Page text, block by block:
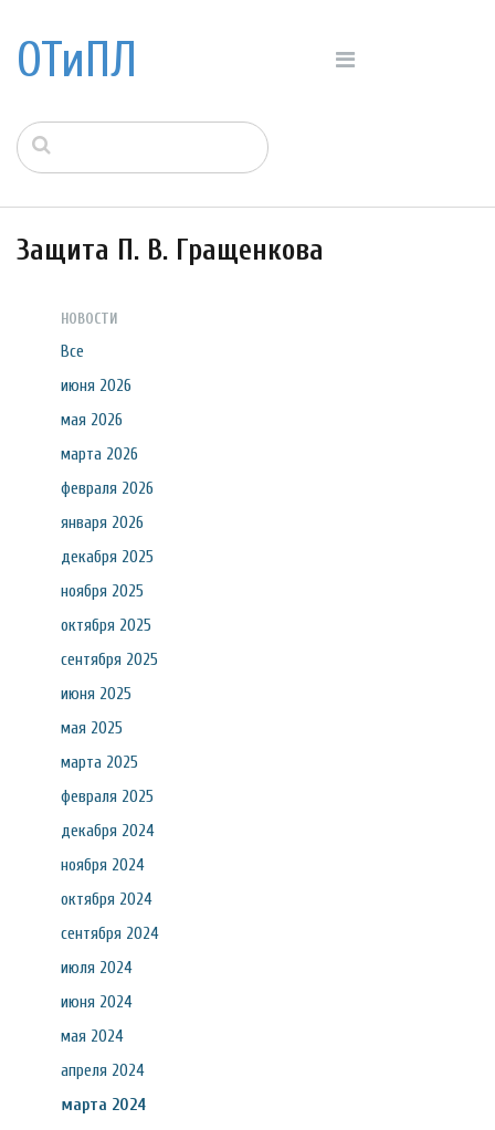
ОТиПЛ
Защита П. В. Гращенкова
НОВОСТИ
Все
июня 2026
мая 2026
марта 2026
февраля 2026
января 2026
декабря 2025
ноября 2025
октября 2025
сентября 2025
июня 2025
мая 2025
марта 2025
февраля 2025
декабря 2024
ноября 2024
октября 2024
сентября 2024
июля 2024
июня 2024
мая 2024
апреля 2024
марта 2024